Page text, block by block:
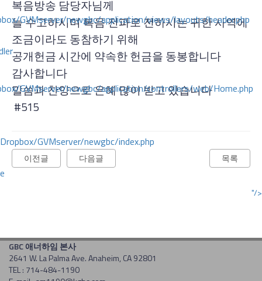
GVMserver/newgbc/application/views/layouts/header.php
GVMserver/newgbc/application/controllers/web/Home.php
GVMserver/newgbc/index.php
"/>
복음방송 담당자님께
늘 수고하시며 복음 전파로 전하시는 귀한 사역에
조금이라도 동참하기 위해
공개헌금 시간에 약속한 헌금을 동봉합니다
감사합니다
말씀과 찬양으로 은혜 많이 받고 있습니다
#515
다음글
이전글 목록
GBC 애너하임 본사
2641 W. La Palma Ave. Anaheim, CA 92801
TEL : 714-484-1190